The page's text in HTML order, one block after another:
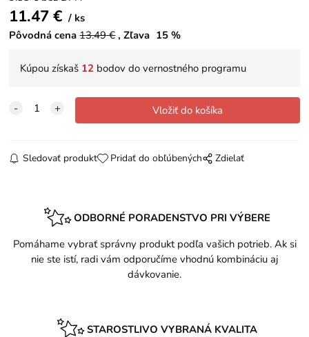
11.47€
ks
Pôvodná cena 13.49€ Zľava 15 %
Kúpou získaš 12 bodov do vernostného programu
Sledovať produkt Pridať do obľúbených Zdielať
ODBORNÉ PORADENSTVO PRI VÝBERE
Pomáhame vybrať správny produkt podľa vašich potrieb. Ak si
nie ste istí, radi vám odporučíme vhodnú kombináciu aj
dávkovanie.
STAROSTLIVO VYBRANÁ KVALITA